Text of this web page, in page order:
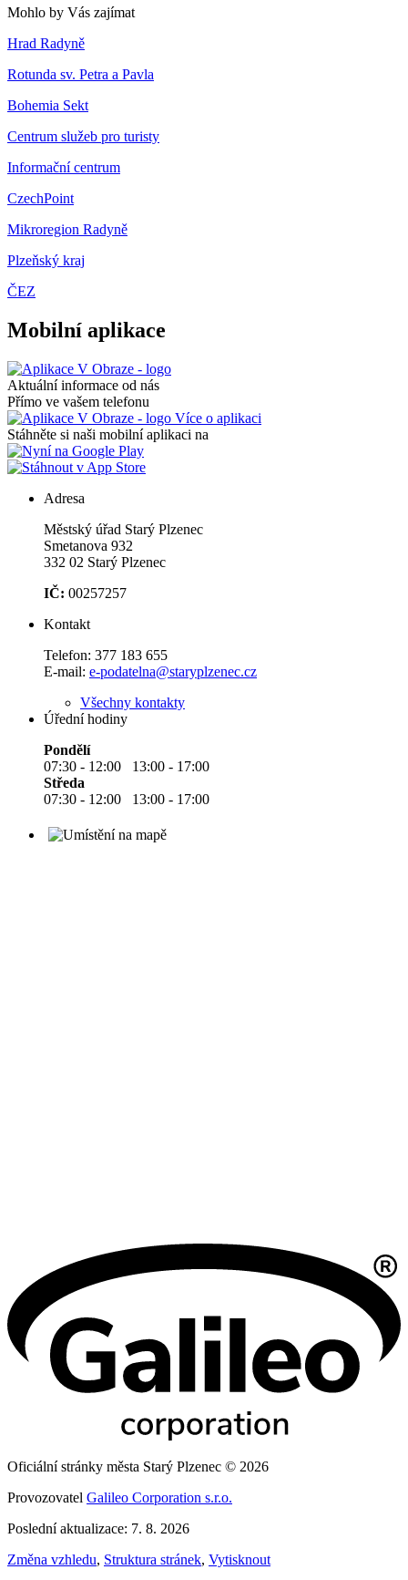
Mohlo by Vás zajímat
Hrad Radyně
Rotunda sv. Petra a Pavla
Bohemia Sekt
Centrum služeb pro turisty
Informační centrum
CzechPoint
Mikroregion Radyně
Plzeňský kraj
ČEZ
Mobilní aplikace
Aktuální informace od nás
Přímo ve vašem telefonu
Více o aplikaci
Stáhněte si naši mobilní aplikaci na
Adresa
Městský úřad Starý Plzenec
Smetanova 932
332 02 Starý Plzenec
IČ: 00257257
Kontakt
Telefon: 377 183 655
E-mail: e-podatelna@staryplzenec.cz
Všechny kontakty
Úřední hodiny
Pondělí
07:30 - 12:00 13:00 - 17:00
Středa
07:30 - 12:00 13:00 - 17:00
Oficiální stránky města Starý Plzenec © 2026
Provozovatel Galileo Corporation s.r.o.
Poslední aktualizace: 7. 8. 2026
Změna vzhledu, Struktura stránek, Vytisknout